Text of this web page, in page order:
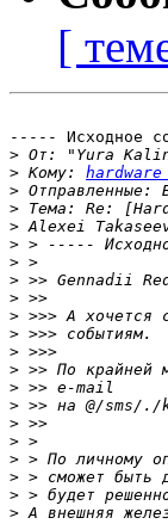
[
----- Исходное
> От: "Yura
> Кому:
>
>
>
>
>
>
>
>
>
>
>
>
>
>
>
>
>
>
>